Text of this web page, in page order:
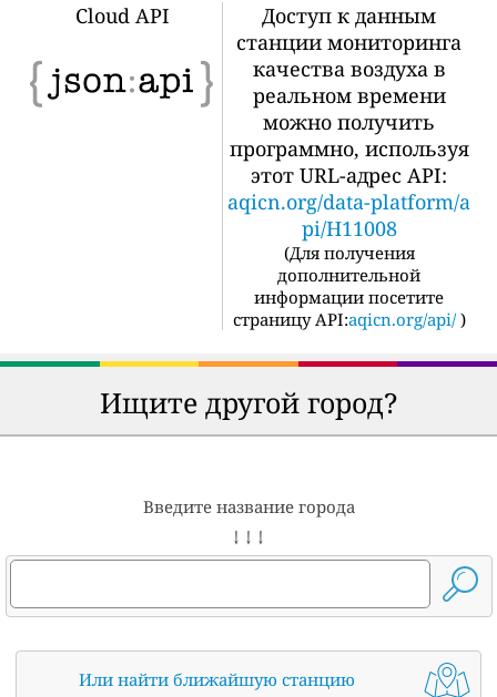
Cloud API
Доступ к данным
станции мониторинга
качества воздуха в
реальном времени
можно получить
программно, используя
этот URL-адрес API:
aqicn.org/data-platform/a
pi/H11008
(Для получения
дополнительной
информации посетите
страницу API:aqicn.org/api/ )
Ищите другой город?
Введите название города
↓ ↓ ↓
Или найти ближайшую станцию